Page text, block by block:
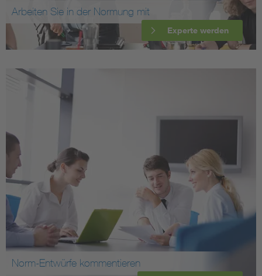
Arbeiten Sie in der Normung mit
Experte werden
Norm-Entwürfe kommentieren